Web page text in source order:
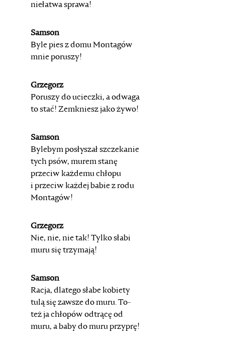
niełatwa sprawa!
Samson
Byle pies z domu Montagów
mnie poruszy!
Grzegorz
Poruszy do ucieczki, a odwaga
to stać! Zemkniesz jakożywo!
Samson
Bylebym posłyszał szczekanie
tych psów, murem stanę
przeciw każdemu chłopu
i przeciw każdej babie z rodu
Montagów!
Grzegorz
Nie, nie, nie tak! Tylko słabi
muru się trzymają!
Samson
Racja, dlatego słabe kobiety
tulą się zawsze do muru. To-
też ja chłopów odtrącę od
muru, a baby do muru przyprę!